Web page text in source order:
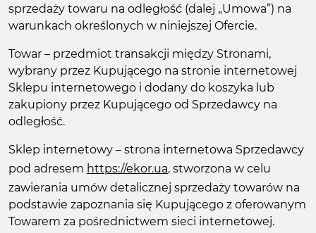
sprzedaży towaru na odległość (dalej „Umowa”) na
warunkach określonych w niniejszej Ofercie.
Towar – przedmiot transakcji między Stronami,
wybrany przez Kupującego na stronie internetowej
Sklepu internetowego i dodany do koszyka lub
zakupiony przez Kupującego od Sprzedawcy na
odległość.
Sklep internetowy – strona internetowa Sprzedawcy
pod adresem https://ekor.ua, stworzona w celu
zawierania umów detalicznej sprzedaży towarów na
podstawie zapoznania się Kupującego z oferowanym
Towarem za pośrednictwem sieci internetowej.